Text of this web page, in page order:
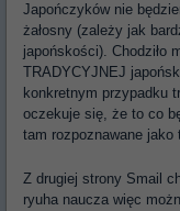
Japończyków nie
żałosny (zależy jak
japońskości). Chodziło
TRADYCYJNEJ
konkretnym przypadku
oczekuje się, że to co
tam rozpoznawane jako
Z drugiej strony Smail
ryuha naucza więc